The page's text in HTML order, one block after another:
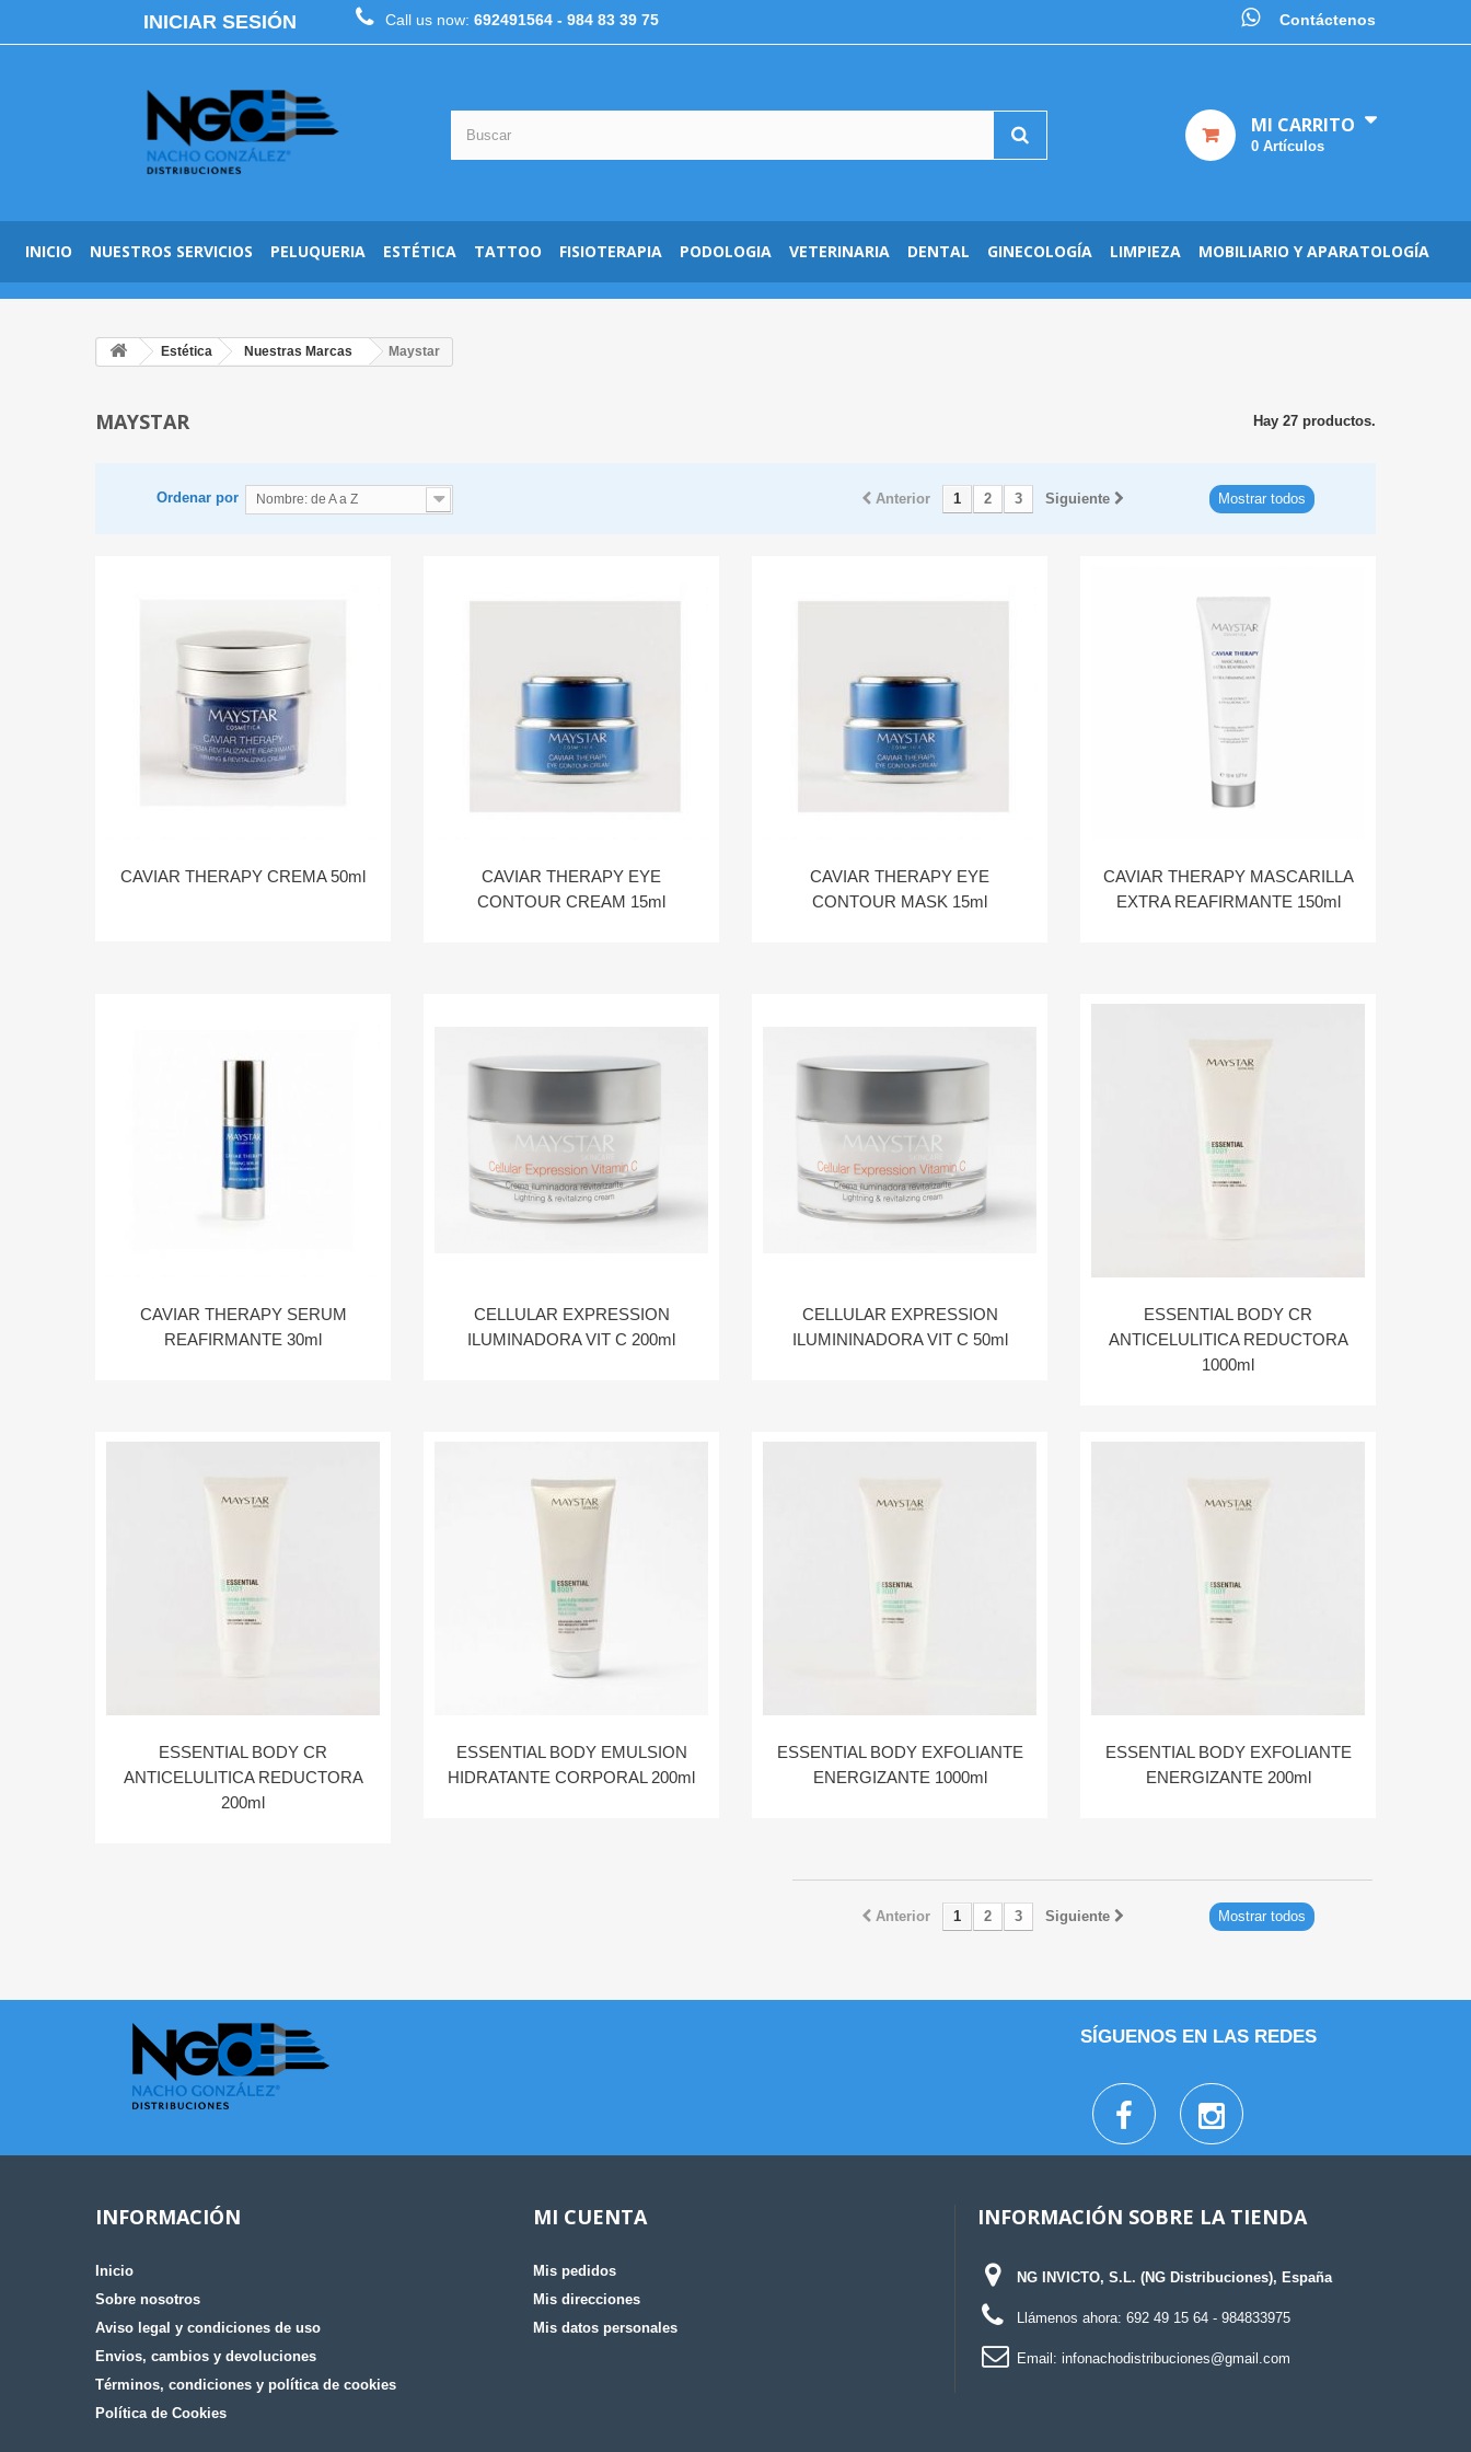
INICIAR SESIÓN Contáctenos
Call us now: 692491564 - 984 83 39 75
MI CARRITO
0 Artículos
INICIO NUESTROS SERVICIOS PELUQUERIA ESTÉTICA TATTOO FISIOTERAPIA PODOLOGIA VETERINARIA DENTAL GINECOLOGÍA LIMPIEZA MOBILIARIO Y APARATOLOGÍA
Estética Nuestras Marcas Maystar
MAYSTAR Hay 27 productos.
Ordenar por Nombre: de A a Z Mostrar todos
Anterior 1 2 3 Siguiente
CAVIAR THERAPY CREMA 50ml
CAVIAR THERAPY EYE
CONTOUR CREAM 15ml
CAVIAR THERAPY EYE
CONTOUR MASK 15ml
CAVIAR THERAPY MASCARILLA
EXTRA REAFIRMANTE 150ml
CAVIAR THERAPY SERUM
REAFIRMANTE 30ml
CELLULAR EXPRESSION
ILUMINADORA VIT C 200ml
CELLULAR EXPRESSION
ILUMININADORA VIT C 50ml
ESSENTIAL BODY CR
ANTICELULITICA REDUCTORA
1000ml
ESSENTIAL BODY CR
ANTICELULITICA REDUCTORA
200ml
ESSENTIAL BODY EMULSION
HIDRATANTE CORPORAL 200ml
ESSENTIAL BODY EXFOLIANTE
ENERGIZANTE 1000ml
ESSENTIAL BODY EXFOLIANTE
ENERGIZANTE 200ml
Mostrar todos
Anterior 1 2 3 Siguiente
SÍGUENOS EN LAS REDES
INFORMACIÓN
Inicio
Sobre nosotros
Aviso legal y condiciones de uso
Envios, cambios y devoluciones
Términos, condiciones y política de cookies
Política de Cookies
MI CUENTA
Mis pedidos
Mis direcciones
Mis datos personales
INFORMACIÓN SOBRE LA TIENDA
NG INVICTO, S.L. (NG Distribuciones), España
Llámenos ahora: 692 49 15 64 - 984833975
Email: infonachodistribuciones@gmail.com